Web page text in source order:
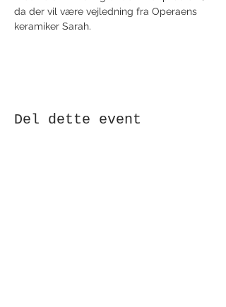
da der vil være vejledning fra Operaens
keramiker Sarah.
Del dette event